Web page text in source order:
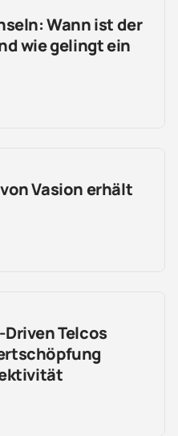
Wann ist der
wie gelingt ein
Vasion erhält
Telcos